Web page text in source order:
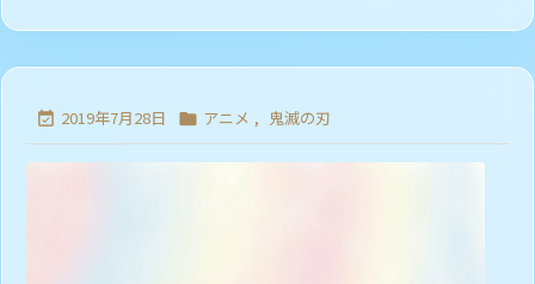
 2019年7月28日  アニメ , 鬼滅の刃